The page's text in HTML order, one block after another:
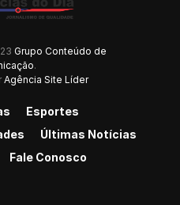
Grupo Conteúdo de
.
Agência Site Líder
Esportes
Últimas Notícias
Fale Conosco